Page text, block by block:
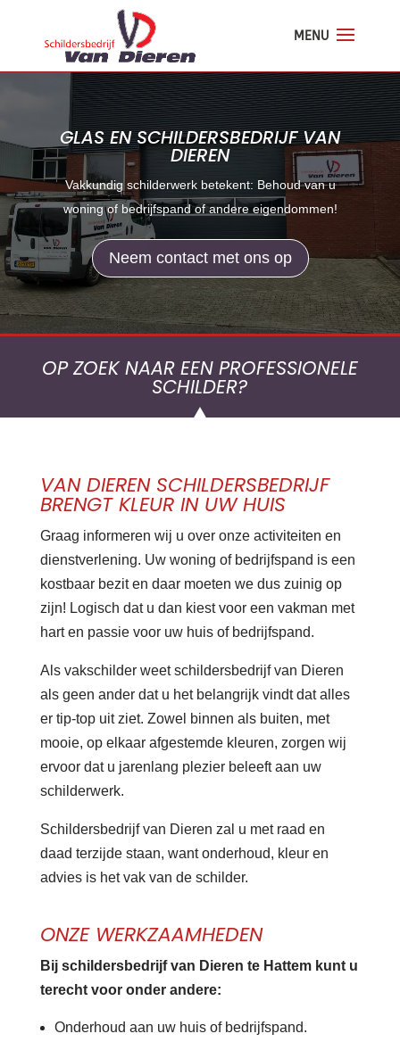
GLAS EN SCHILDERSBEDRIJF VAN
DIEREN
Vakkundig schilderwerk betekent: Behoud van u
woning of bedrijfspand of andere eigendommen!
Neem contact met ons op
OP ZOEK NAAR EEN PROFESSIONELE
SCHILDER?
VAN DIEREN SCHILDERSBEDRIJF
BRENGT KLEUR IN UW HUIS
Graag informeren wij u over onze activiteiten en
dienstverlening. Uw woning of bedrijfspand is een
kostbaar bezit en daar moeten we dus zuinig op
zijn! Logisch dat u dan kiest voor een vakman met
hart en passie voor uw huis of bedrijfspand.
Als vakschilder weet schildersbedrijf van Dieren
als geen ander dat u het belangrijk vindt dat alles
er tip-top uit ziet. Zowel binnen als buiten, met
mooie, op elkaar afgestemde kleuren, zorgen wij
ervoor dat u jarenlang plezier beleeft aan uw
schilderwerk.
Schildersbedrijf van Dieren zal u met raad en
daad terzijde staan, want onderhoud, kleur en
advies is het vak van de schilder.
ONZE WERKZAAMHEDEN
Bij schildersbedrijf van Dieren te Hattem kunt u
terecht voor onder andere:
Onderhoud aan uw huis of bedrijfspand.